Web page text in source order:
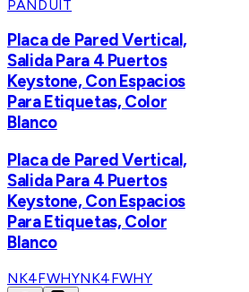
PANDUIT
Placa de Pared Vertical,
Salida Para 4 Puertos
Keystone, Con Espacios
Para Etiquetas, Color
Blanco
Placa de Pared Vertical,
Salida Para 4 Puertos
Keystone, Con Espacios
Para Etiquetas, Color
Blanco
NK4FWHYNK4FWHY